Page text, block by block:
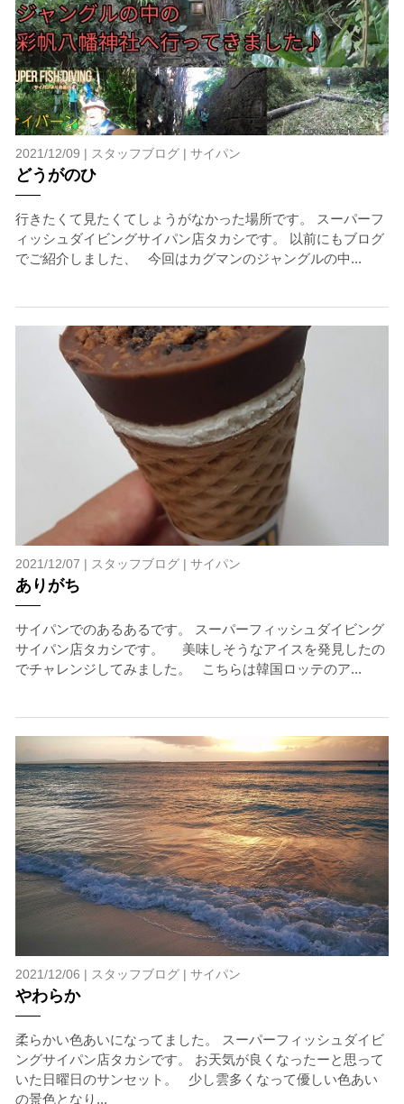
2021/12/09 | スタッフブログ| サイパン
どうがのひ
行きたくて見たくてしょうがなかった場所です。 スーパーフ
ィッシュダイビングサイパン店タカシです。 以前にもブログ
でご紹介しました、 今回はカグマンのジャングルの中...
2021/12/07 | スタッフブログ| サイパン
ありがち
サイパンでのあるあるです。 スーパーフィッシュダイビング
サイパン店タカシです。 美味しそうなアイスを発見したの
でチャレンジしてみました。 こちらは韓国ロッテのア...
2021/12/06 | スタッフブログ| サイパン
やわらか
柔らかい色あいになってました。 スーパーフィッシュダイビ
ングサイパン店タカシです。 お天気が良くなったーと思って
いた日曜日のサンセット。 少し雲多くなって優しい色あい
の景色となり...